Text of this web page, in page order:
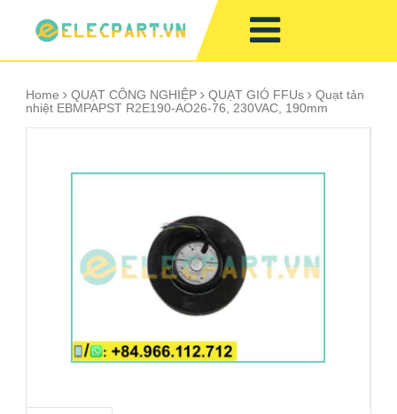
Home QUẠT CÔNG NGHIỆP QUẠT GIÓ FFUs
Quạt tản
nhiệt EBMPAPST R2E190-AO26-76, 230VAC, 190mm